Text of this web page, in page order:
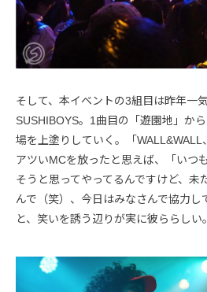
そして、本イベントの3組目は昨年一
SUSHIBOYS。1曲目の「遊園地」か
場を上塗りしていく。「WALL&WALL
アツいMCを放ったと思えば、「いつ
そうと思ってやってるんですけど、未
んで（笑）、今日はみなさんで協力し
と、笑いを誘う辺りが実に彼ららしい。